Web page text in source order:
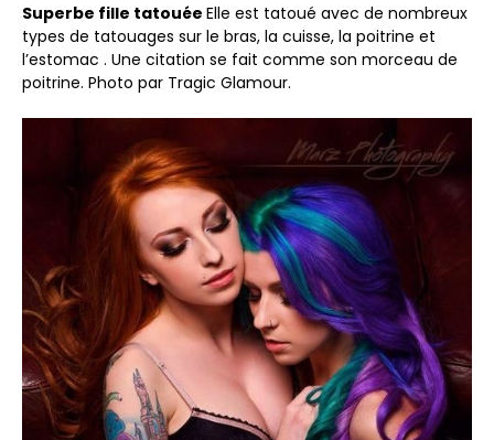
Superbe fille tatouée Elle est tatoué avec de nombreux
types de tatouages sur le bras, la cuisse, la poitrine et
l’estomac . Une citation se fait comme son morceau de
poitrine. Photo par Tragic Glamour.